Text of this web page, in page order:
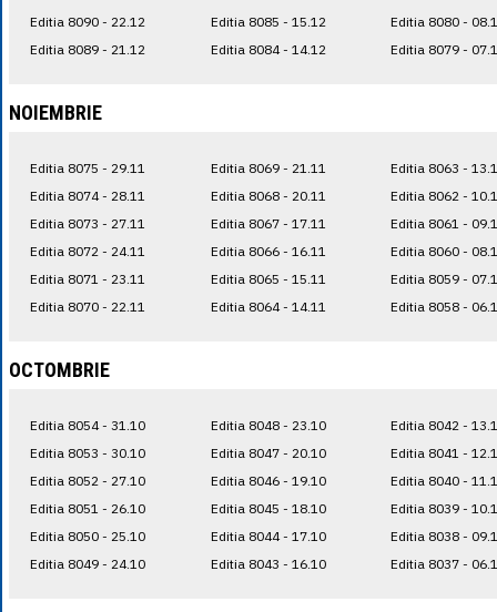
Editia 8090 - 22.12
Editia 8089 - 21.12
Editia 8085 - 15.12
Editia 8084 - 14.12
Editia 8080 -
Editia 8079 -
NOIEMBRIE
Editia 8075 - 29.11
Editia 8074 - 28.11
Editia 8073 - 27.11
Editia 8072 - 24.11
Editia 8071 - 23.11
Editia 8070 - 22.11
Editia 8069 - 21.11
Editia 8068 - 20.11
Editia 8067 - 17.11
Editia 8066 - 16.11
Editia 8065 - 15.11
Editia 8064 - 14.11
Editia 8063 -
Editia 8062 -
Editia 8061 -
Editia 8060 -
Editia 8059 -
Editia 8058 -
OCTOMBRIE
Editia 8054 - 31.10
Editia 8053 - 30.10
Editia 8052 - 27.10
Editia 8051 - 26.10
Editia 8050 - 25.10
Editia 8049 - 24.10
Editia 8048 - 23.10
Editia 8047 - 20.10
Editia 8046 - 19.10
Editia 8045 - 18.10
Editia 8044 - 17.10
Editia 8043 - 16.10
Editia 8042 -
Editia 8041 -
Editia 8040 -
Editia 8039 -
Editia 8038 -
Editia 8037 -